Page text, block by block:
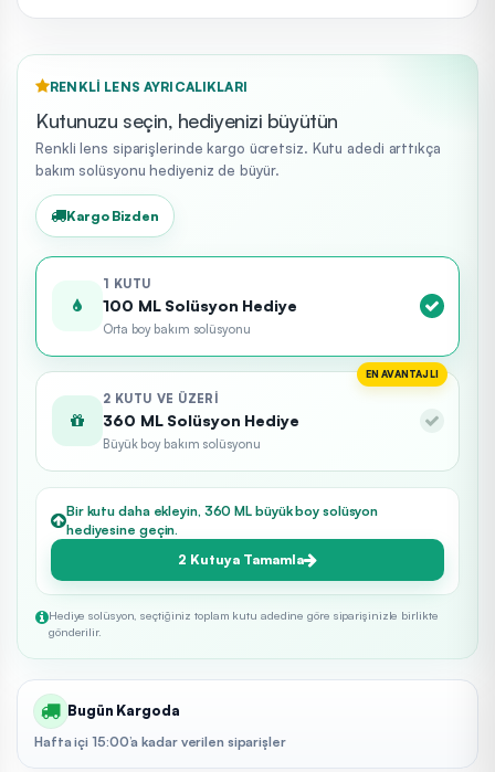
RENKLI LENS AYRICALIKLARI
Kutunuzu seçin, hediyenizi büyütün
Renkli lens siparişlerinde kargo ücretsiz. Kutu adedi arttıkça
bakım solüsyonu hediyeniz de büyür.
Kargo Bizden
1 KUTU
100 ML Solüsyon Hediye
Orta boy bakım solüsyonu
EN AVANTAJLI
2 KUTU VE ÜZERI
360 ML Solüsyon Hediye
Büyük boy bakım solüsyonu
Bir kutu daha ekleyin, 360 ML büyük boy solüsyon
hediyesine geçin.
2 Kutuya Tamamla
Hediye solüsyon, seçtiğiniz toplam kutu adedine göre siparişinizle birlikte
gönderilir.
Bugün Kargoda
Hafta içi 15:00’a kadar verilen siparişler